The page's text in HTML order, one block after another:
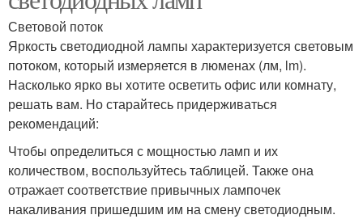
Световой поток
Яркость светодиодной лампы характеризуется световым
потоком, который измеряется в люменах (лм, lm).
Насколько ярко вы хотите осветить офис или комнату,
решать вам. Но старайтесь придерживаться
рекомендаций:
Чтобы определиться с мощностью ламп и их
количеством, воспользуйтесь таблицей. Также она
отражает соответствие привычных лампочек
накаливания пришедшим им на смену светодиодным.